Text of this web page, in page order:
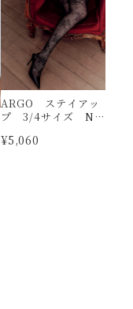
ARGO ステイアッ
プ 3/4サイズ NE
E
¥5,060